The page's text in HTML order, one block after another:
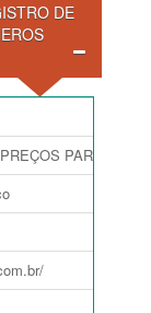
DE
PARA